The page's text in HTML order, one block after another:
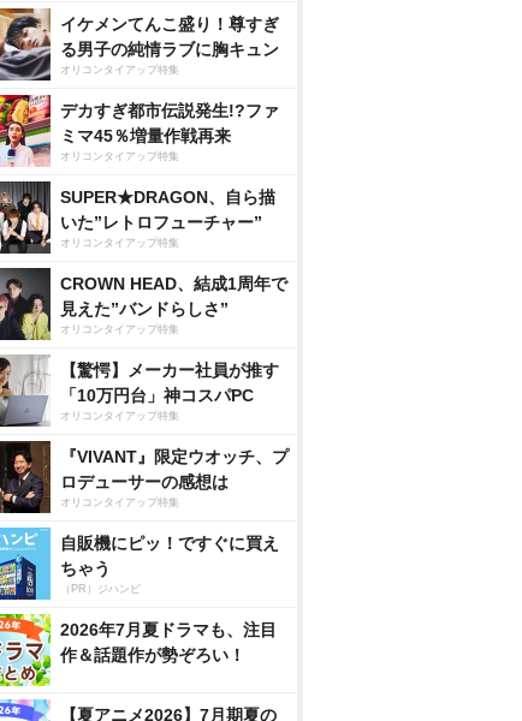
イケメンてんこ盛り！尊すぎ
る男子の純情ラブに胸キュン
オリコンタイアップ特集
デカすぎ都市伝説発生!?ファ
ミマ45％増量作戦再来
オリコンタイアップ特集
SUPER★DRAGON、自ら描
いた”レトロフューチャー”
オリコンタイアップ特集
CROWN HEAD、結成1周年で
見えた”バンドらしさ”
オリコンタイアップ特集
【驚愕】メーカー社員が推す
「10万円台」神コスパPC
オリコンタイアップ特集
『VIVANT』限定ウオッチ、プ
ロデューサーの感想は
オリコンタイアップ特集
自販機にピッ！ですぐに買え
ちゃう
（PR）ジハンピ
2026年7月夏ドラマも、注目
作＆話題作が勢ぞろい！
【夏アニメ2026】7月期夏の